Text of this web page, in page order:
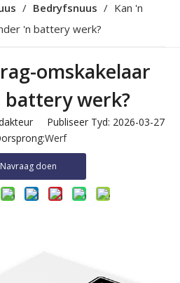
/ Bedryfsnuus / Kan 'n
'n battery werk?
omskakelaar
battery werk?
Publiseer Tyd: 2026-03-27
Werf
Navraag doen